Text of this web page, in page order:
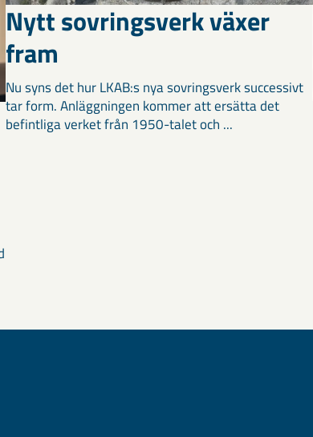
Nytt sovringsverk växer
fram
Nu syns det hur LKAB:s nya sovringsverk successivt
tar form. Anläggningen kommer att ersätta det
befintliga verket från 1950-talet och ...